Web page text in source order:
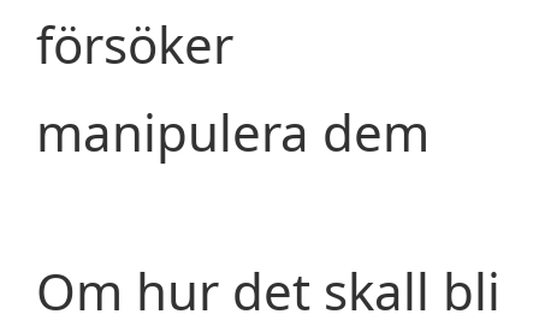
försöker
manipulera dem
Om hur det skall bli